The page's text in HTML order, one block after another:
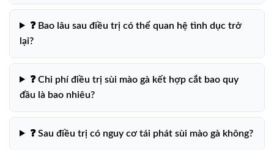
❓ Bao lâu sau điều trị có thể quan hệ tình dục trở
lại?
❓ Chi phí điều trị sùi mào gà kết hợp cắt bao quy
đầu là bao nhiêu?
❓ Sau điều trị có nguy cơ tái phát sùi mào gà không?